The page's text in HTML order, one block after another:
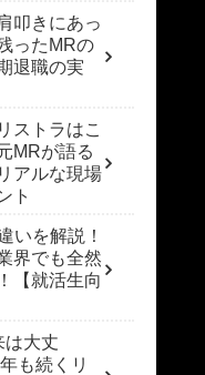
叩きにあっ
ったMRの
退職の実
ストラはこ
MRが語る
アルな現場
ト
いを解説！
界でも全然
【就活生向
は大丈
も続くリ